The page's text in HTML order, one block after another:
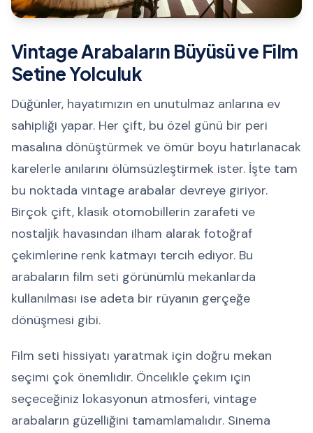
Vintage Arabaların Büyüsü ve Film
Setine Yolculuk
Düğünler, hayatımızın en unutulmaz anlarına ev
sahipliği yapar. Her çift, bu özel günü bir peri
masalına dönüştürmek ve ömür boyu hatırlanacak
karelerle anılarını ölümsüzleştirmek ister. İşte tam
bu noktada vintage arabalar devreye giriyor.
Birçok çift, klasik otomobillerin zarafeti ve
nostaljik havasından ilham alarak fotoğraf
çekimlerine renk katmayı tercih ediyor. Bu
arabaların film seti görünümlü mekanlarda
kullanılması ise adeta bir rüyanın gerçeğe
dönüşmesi gibi.
Film seti hissiyatı yaratmak için doğru mekan
seçimi çok önemlidir. Öncelikle çekim için
seçeceğiniz lokasyonun atmosferi, vintage
arabaların güzelliğini tamamlamalıdır. Sinema